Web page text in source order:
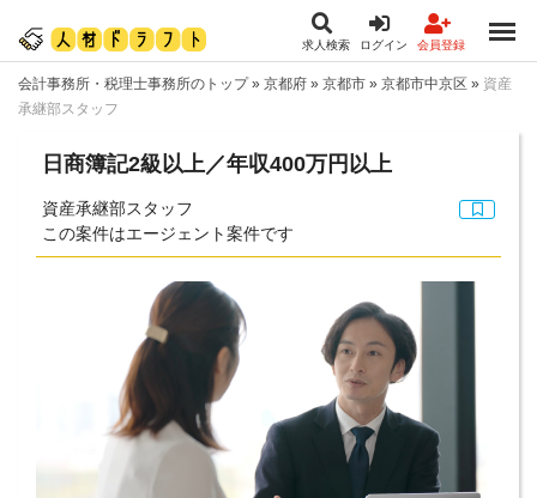
求人検索 ログイン 会員登録
会計事務所・税理士事務所のトップ» 京都府 » 京都市 » 京都市中京区 » 資産
承継部スタッフ
日商簿記2級以上／年収400万円以上
資産承継部スタッフ
この案件はエージェント案件です